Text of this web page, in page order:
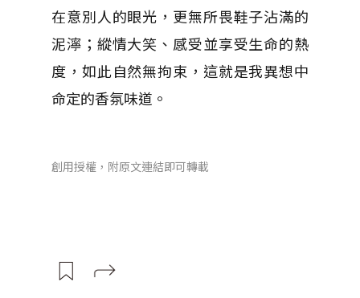
在意別人的眼光，更無所畏鞋子沾滿的
泥濘；縱情大笑、感受並享受生命的熱
度，如此自然無拘束，這就是我異想中
命定的香氛味道。
創用授權，附原文連結即可轉載